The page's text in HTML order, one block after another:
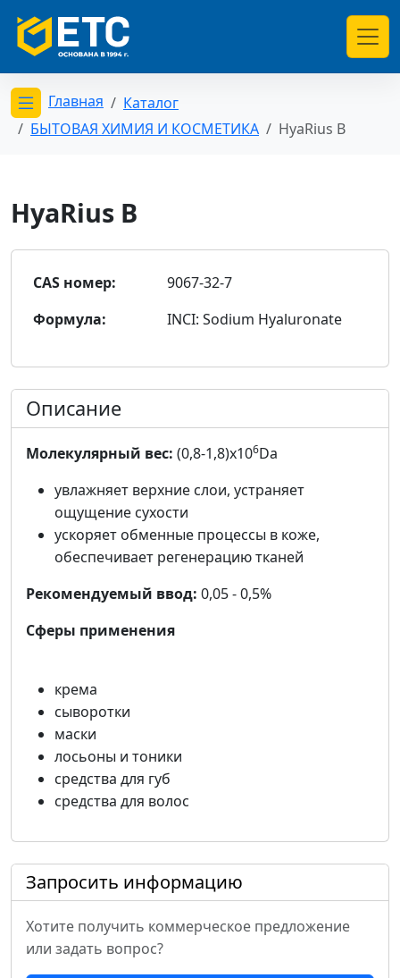
Открыть меню категорий
Главная
Каталог
БЫТОВАЯ ХИМИЯ И КОСМЕТИКА
HyaRius B
HyaRius B
CAS номер:
9067-32-7
Формула:
INCI: Sodium Hyaluronate
Описание
Молекулярный вес: (0,8-1,8)x106Da
увлажняет верхние слои, устраняет
ощущение сухости
ускоряет обменные процессы в коже,
обеспечивает регенерацию тканей
Рекомендуемый ввод: 0,05 - 0,5%
Сферы применения
крема
сыворотки
маски
лосьоны и тоники
средства для губ
средства для волос
Запросить информацию
Хотите получить коммерческое предложение
или задать вопрос?